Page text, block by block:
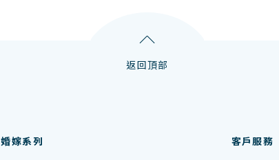
返回頂部
婚嫁系列 客戶服務